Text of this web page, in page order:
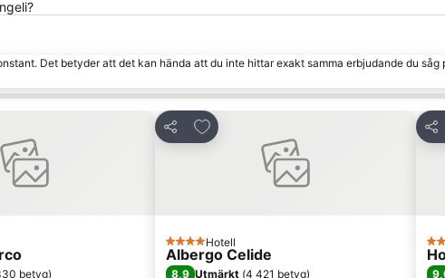
Det betyder att det kan hända att du inte hittar exakt samma erbjudande du såg
Favoriter
betyg)
Dela
Lägg till i Mina Favoriter
4 Stjärnor
Hotell
Albergo Celide
8,9 Utmärkt (4 421 betyg)
Dela
2